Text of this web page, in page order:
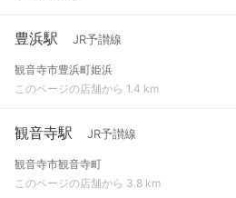
豊浜駅 JR予讃線
観音寺市豊浜町姫浜
このページの店舗から 1.4 km
観音寺駅 JR予讃線
観音寺市観音寺町
このページの店舗から 3.8 km